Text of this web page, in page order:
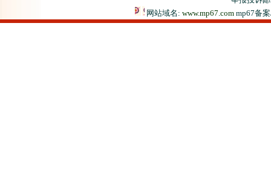
网站域名: www.mp67.com mp67备